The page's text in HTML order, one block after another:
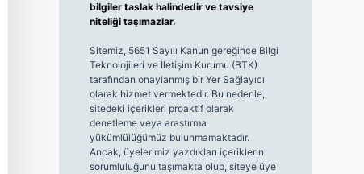
bilgiler taslak halindedir ve tavsiye
niteliği taşımazlar.
Sitemiz, 5651 Sayılı Kanun gereğince Bilgi
Teknolojileri ve İletişim Kurumu (BTK)
tarafından onaylanmış bir Yer Sağlayıcı
olarak hizmet vermektedir. Bu nedenle,
sitedeki içerikleri proaktif olarak
denetleme veya araştırma
yükümlülüğümüz bulunmamaktadır.
Ancak, üyelerimiz yazdıkları içeriklerin
sorumluluğunu taşımakta olup, siteye üye